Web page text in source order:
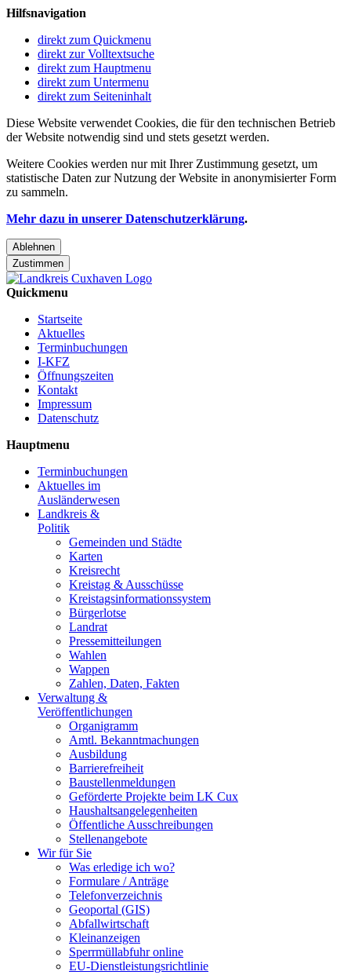
Hilfsnavigation
direkt zum Quickmenu
direkt zur Volltextsuche
direkt zum Hauptmenu
direkt zum Untermenu
direkt zum Seiteninhalt
Diese Website verwendet Cookies, die für den technischen Betrieb
der Website notwendig sind und stets gesetzt werden.
Weitere Cookies werden nur mit Ihrer Zustimmung gesetzt, um
statistische Daten zur Nutzung der Website in anonymisierter Form
zu sammeln.
Mehr dazu in unserer Datenschutzerklärung.
Ablehnen
Zustimmen
Quickmenu
Startseite
Aktuelles
Terminbuchungen
I-KFZ
Öffnungszeiten
Kontakt
Impressum
Datenschutz
Hauptmenu
Terminbuchungen
Aktuelles im
Ausländerwesen
Landkreis &
Politik
Gemeinden und Städte
Karten
Kreisrecht
Kreistag & Ausschüsse
Kreistagsinformationssystem
Bürgerlotse
Landrat
Pressemitteilungen
Wahlen
Wappen
Zahlen, Daten, Fakten
Verwaltung &
Veröffentlichungen
Organigramm
Amtl. Bekanntmachungen
Ausbildung
Barrierefreiheit
Baustellenmeldungen
Geförderte Projekte beim LK Cux
Haushaltsangelegenheiten
Öffentliche Ausschreibungen
Stellenangebote
Wir für Sie
Was erledige ich wo?
Formulare / Anträge
Telefonverzeichnis
Geoportal (GIS)
Abfallwirtschaft
Kleinanzeigen
Sperrmüllabfuhr online
EU-Dienstleistungsrichtlinie